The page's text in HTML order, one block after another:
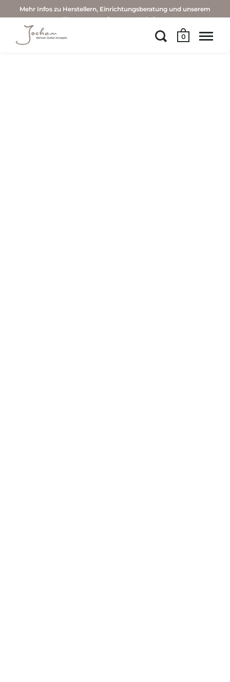
0
Mehr Infos zu Herstellern, Einrichtungsberatung und unserem
Showroom auf unserer Website →